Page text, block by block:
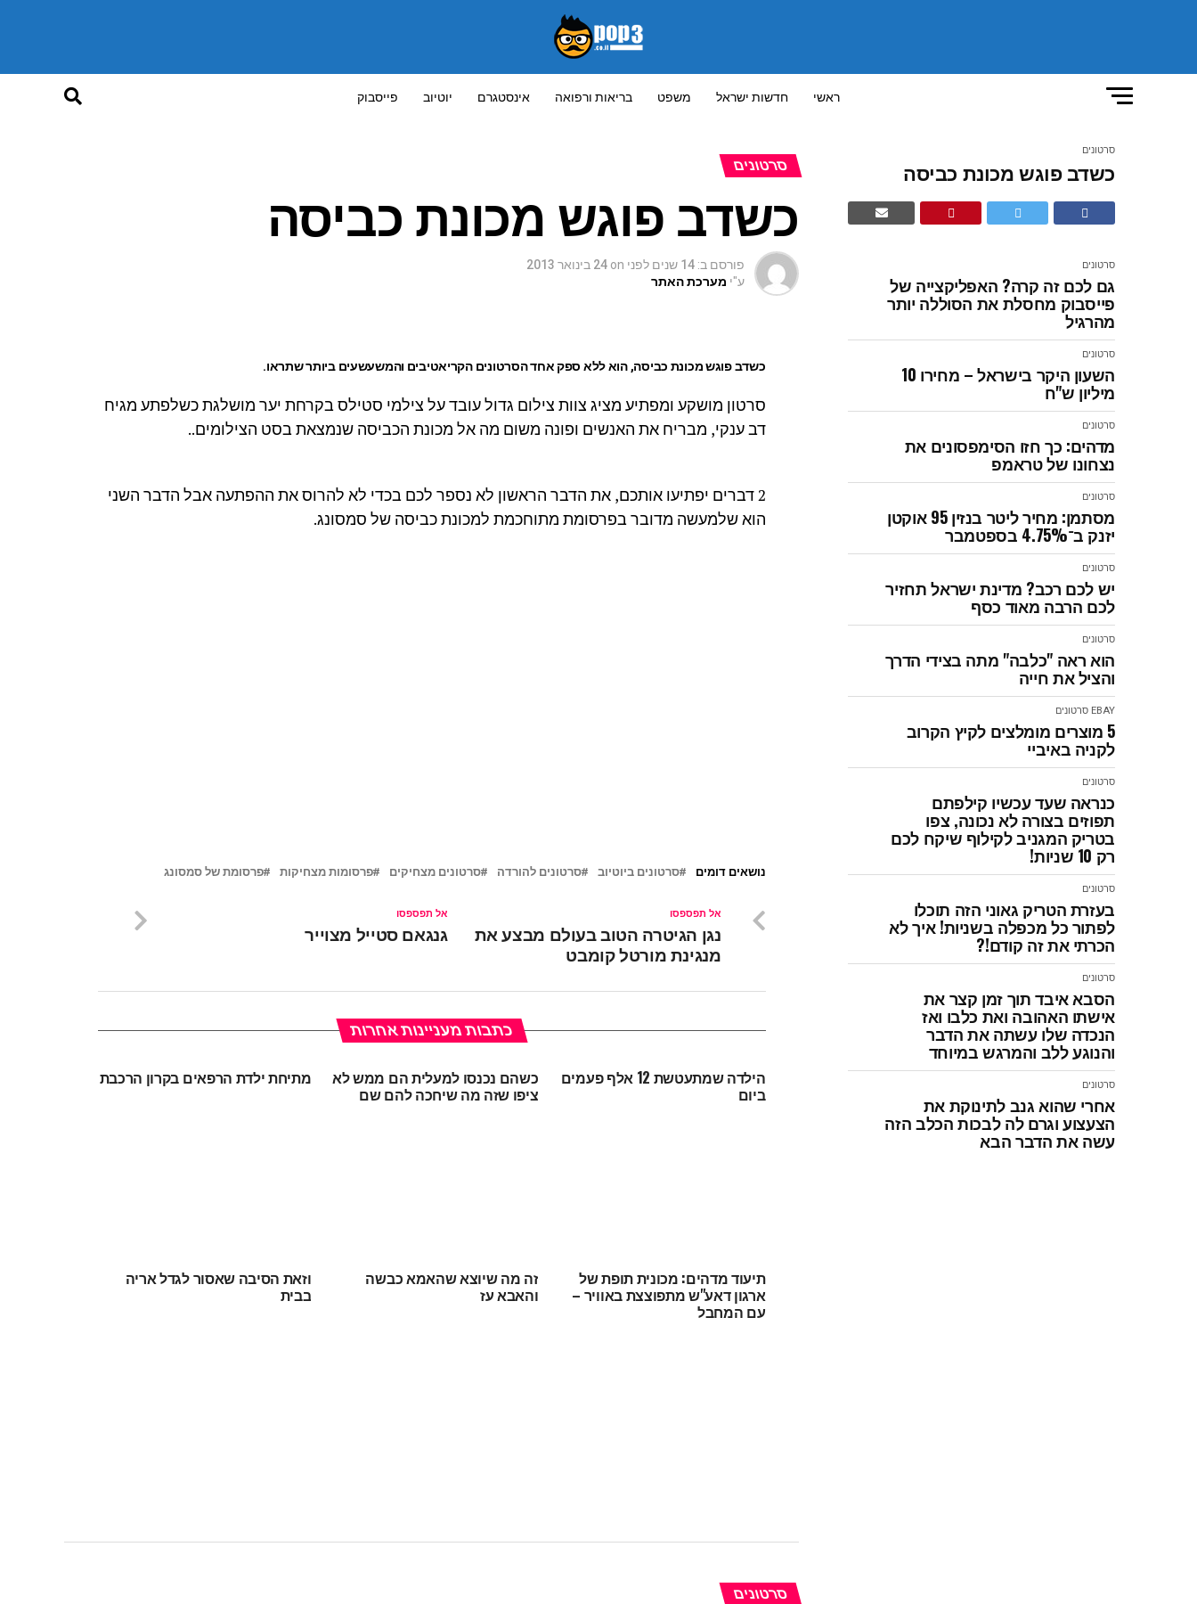
ראשי חדשות ישראל משפט בריאות ורפואה אינסטגרם יוטיוב פייסבוק
סרטונים
כשדב פוגש מכונת כביסה
סרטונים
גם לכם זה קרה? האפליקצייה של
פייסבוק מחסלת את הסוללה יותר
מהרגיל
סרטונים
השעון היקר בישראל – מחירו 10
מיליון ש"ח
סרטונים
מדהים: כך חזו הסימפסונים את
נצחונו של טראמפ
סרטונים
מסתמן: מחיר ליטר בנזין 95 אוקטן
יזנק ב־4.75% בספטמבר
סרטונים
יש לכם רכב? מדינת ישראל תחזיר
לכם הרבה מאוד כסף
סרטונים
הוא ראה "כלבה" מתה בצידי הדרך
והציל את חייה
EBAY סרטונים
5 מוצרים מומלצים לקיץ הקרוב
לקניה באיביי
סרטונים
כנראה שעד עכשיו קילפתם
תפוזים בצורה לא נכונה, צפו
בטריק המגניב לקילוף שיקח לכם
רק 10 שניות!
סרטונים
בעזרת הטריק גאוני הזה תוכלו
לפתור כל מכפלה בשניות! איך לא
הכרתי את זה קודם!?
סרטונים
הסבא איבד תוך זמן קצר את
אישתו האהובה ואת כלבו ואז
הנכדה שלו עשתה את הדבר
והנוגע ללב והמרגש במיוחד
סרטונים
אחרי שהוא גנב לתינוקת את
הצעצוע וגרם לה לבכות הכלב הזה
עשה את הדבר הבא
סרטונים
כשדב פוגש מכונת כביסה
פורסם ב: 14 שנים לפני on 24 בינואר 2013
ע"י מערכת האתר
כשדב פוגש מכונת כביסה, הוא ללא ספק אחד הסרטונים הקריאטיבים והמשעשעים ביותר שתראו.
סרטון מושקע ומפתיע מציג צוות צילום גדול עובד על צילמי סטילס בקרחת יער מושלגת כשלפתע מגיח
דב ענקי, מבריח את האנשים ופונה משום מה אל מכונת הכביסה שנמצאת בסט הצילומים..
2 דברים יפתיעו אותכם, את הדבר הראשון לא נספר לכם בכדי לא להרוס את ההפתעה אבל הדבר השני
הוא שלמעשה מדובר בפרסומת מתוחכמת למכונת כביסה של סמסונג.
נושאים דומים סרטונים ביוטיוב סרטונים להורדה סרטונים מצחיקים פרסומות מצחיקות פרסומת של סמסונג
אל תפספסו
גנגאם סטייל מצוייר
אל תפספסו
נגן הגיטרה הטוב בעולם מבצע את
מנגינת מורטל קומבט
כתבות מעניינות אחרות
הילדה שמתעטשת 12 אלף פעמים
ביום
כשהם נכנסו למעלית הם ממש לא
ציפו שזה מה שיחכה להם שם
מתיחת ילדת הרפאים בקרון הרכבת
תיעוד מדהים: מכונית תופת של
ארגון דאע"ש מתפוצצת באוויר –
עם המחבל
זה מה שיוצא שהאמא כבשה
והאבא עז
וזאת הסיבה שאסור לגדל אריה
בבית
סרטונים